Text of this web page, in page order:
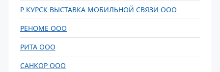
Р КУРСК ВЫСТАВКА МОБИЛЬНОЙ СВЯЗИ ООО
РЕНОМЕ ООО
РИТА ООО
САНКОР ООО